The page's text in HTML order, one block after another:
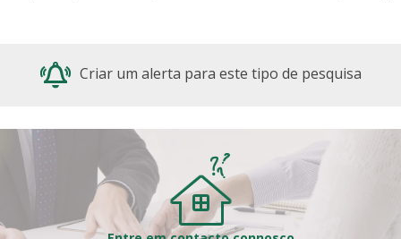
Criar um alerta para este tipo de pesquisa